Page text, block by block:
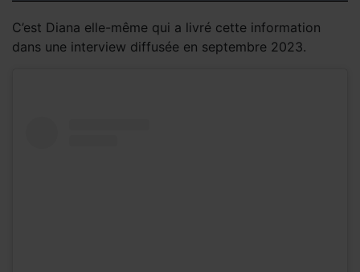
C’est Diana elle-même qui a livré cette information
dans une interview diffusée en septembre 2023.